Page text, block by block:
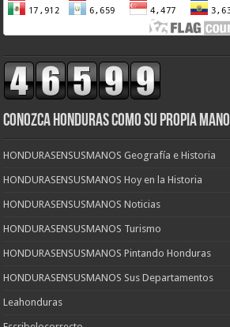
CONOZCA HONDURAS COMO SU PROPIA MANO
HONDURASENSUSMANOS Geografía e Historia
HONDURASENSUSMANOS Hoy en la Historia
HONDURASENSUSMANOS Noticias
HONDURASENSUSMANOS Turismo
HONDURASENSUSMANOS Pintando Honduras
HONDURASENSUSMANOS Sus Departamentos
Leahonduras